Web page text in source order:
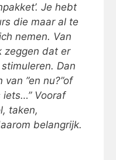
Je hebt
die maar al te
nemen. Van
zeggen dat er
Dan
”en nu?”of
iets…” Vooraf
taken,
belangrijk.